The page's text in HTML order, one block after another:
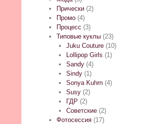
Прически (2)
Промо (4)
Процесс (3)
Типовые куклы (23)
Juku Couture(10)
Lollipop Girls (1)
Sandy(4)
Sindy(1)
Sonya Kuhrn(4)
Susy(2)
ГДР (2)
Советские(2)
Фотосессия (17)